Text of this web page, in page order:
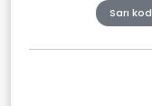
Sarı kod